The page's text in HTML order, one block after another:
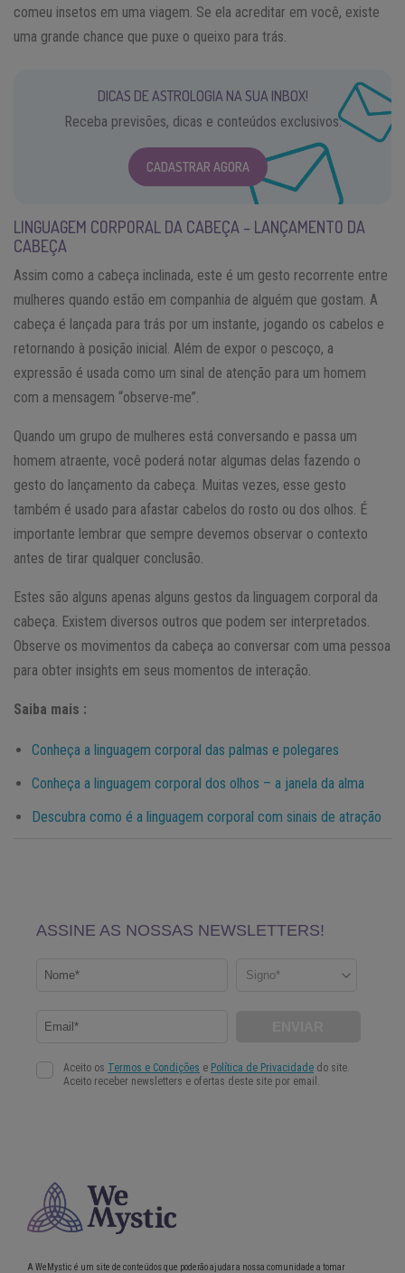
comeu insetos em uma viagem. Se ela acreditar em você, existe
uma grande chance que puxe o queixo para trás.
DICAS DE ASTROLOGIA NA SUA INBOX!
Receba previsões, dicas e conteúdos exclusivos.
CADASTRAR AGORA
LINGUAGEM CORPORAL DA CABEÇA – LANÇAMENTO DA
CABEÇA
Assim como a cabeça inclinada, este é um gesto recorrente entre
mulheres quando estão em companhia de alguém que gostam. A
cabeça é lançada para trás por um instante, jogando os cabelos e
retornando à posição inicial. Além de expor o pescoço, a
expressão é usada como um sinal de atenção para um homem
com a mensagem “observe-me”.
Quando um grupo de mulheres está conversando e passa um
homem atraente, você poderá notar algumas delas fazendo o
gesto do lançamento da cabeça. Muitas vezes, esse gesto
também é usado para afastar cabelos do rosto ou dos olhos. É
importante lembrar que sempre devemos observar o contexto
antes de tirar qualquer conclusão.
Estes são alguns apenas alguns gestos da linguagem corporal da
cabeça. Existem diversos outros que podem ser interpretados.
Observe os movimentos da cabeça ao conversar com uma pessoa
para obter insights em seus momentos de interação.
Saiba mais :
Conheça a linguagem corporal das palmas e polegares
Conheça a linguagem corporal dos olhos – a janela da alma
Descubra como é a linguagem corporal com sinais de atração
A WeMystic é um site de conteúdos que poderão ajudar a nossa comunidade a tomar